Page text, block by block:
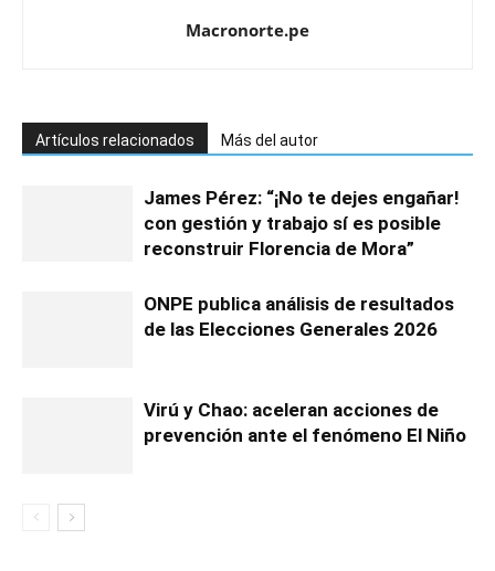
Macronorte.pe
Artículos relacionados Más del autor
James Pérez: “¡No te dejes engañar!
con gestión y trabajo sí es posible
reconstruir Florencia de Mora”
ONPE publica análisis de resultados
de las Elecciones Generales 2026
Virú y Chao: aceleran acciones de
prevención ante el fenómeno El Niño